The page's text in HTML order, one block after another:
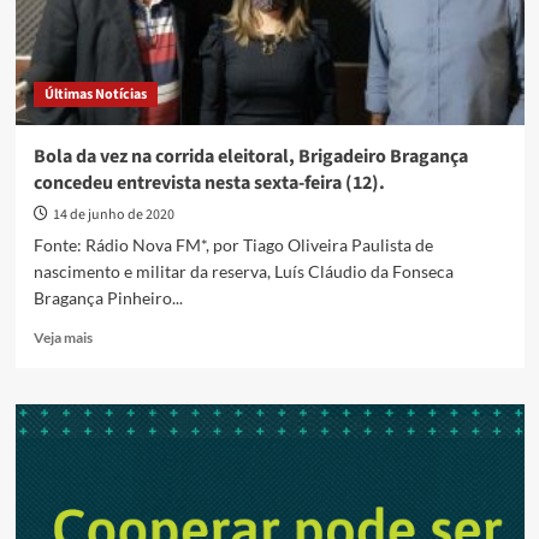
Últimas Notícias
Bola da vez na corrida eleitoral, Brigadeiro Bragança
concedeu entrevista nesta sexta-feira (12).
14 de junho de 2020
Fonte: Rádio Nova FM*, por Tiago Oliveira Paulista de
nascimento e militar da reserva, Luís Cláudio da Fonseca
Bragança Pinheiro...
Veja maisRead
Bola
eleitoral,